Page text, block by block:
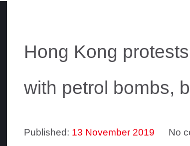
Hong Kong
with petrol bombs,
Published: 13 November 2019 No